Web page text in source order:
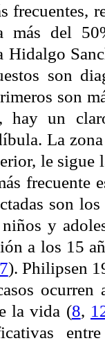
frecuentes,
más del
Hidalgo
son
son
hay un
La
le
frecuente
son
y
a los 15
7). Philipsen
la vida (8,